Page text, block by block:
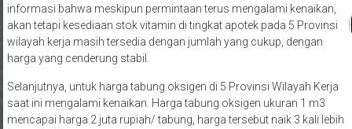
informasi bahwa meskipun permintaan terus mengalami kenaikan,
akan tetapi kesediaan stok vitamin di tingkat apotek pada 5 Provinsi
wilayah kerja masih tersedia dengan jumlah yang cukup, dengan
harga yang cenderung stabil.
Selanjutnya, untuk harga tabung oksigen di 5 Provinsi Wilayah Kerja
saat ini mengalami kenaikan. Harga tabung oksigen ukuran 1 m3
mencapai harga 2 juta rupiah/ tabung, harga tersebut naik 3 kali lebih